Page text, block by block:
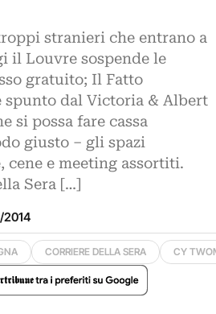
stranieri che entrano a
il Louvre sospende le
gratuito; Il Fatto
spunto dal Victoria & Albert
si possa fare cassa
giusto – gli spazi
cene e meeting assortiti.
Sera […]
2014
CORRIERE DELLA SERA CY